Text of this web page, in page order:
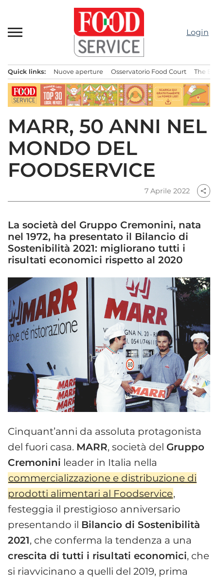
contenuto
Login
principale
Quick links: Nuove aperture Osservatorio Food Court The
MARR, 50 ANNI NEL
MONDO DEL
FOODSERVICE
7 Aprile 2022 share
La società del Gruppo Cremonini, nata
nel 1972, ha presentato il Bilancio di
Sostenibilità 2021: migliorano tutti i
risultati economici rispetto al 2020
Cinquant’anni da assoluta protagonista
del fuori casa. MARR, società del Gruppo
Cremonini leader in Italia nella
commercializzazione e distribuzione di
prodotti alimentari al Foodservice,
festeggia il prestigioso anniversario
presentando il Bilancio di Sostenibilità
2021, che conferma la tendenza a una
crescita di tutti i risultati economici, che
si riavvicinano a quelli del 2019, prima